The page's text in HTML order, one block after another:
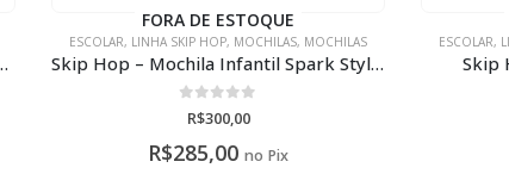
Skip Hop – Mochila Infantil Spark Style Arco-Íris
FORA DE ESTOQUE
ESCOLAR, LINHA SKIP HOP, MOCHILAS, MOCHILAS
Skip Hop – Mochila Zoo Coala
0de 5
R$300,00
R$285,00 no Pix
ESCOLAR ,
Skip